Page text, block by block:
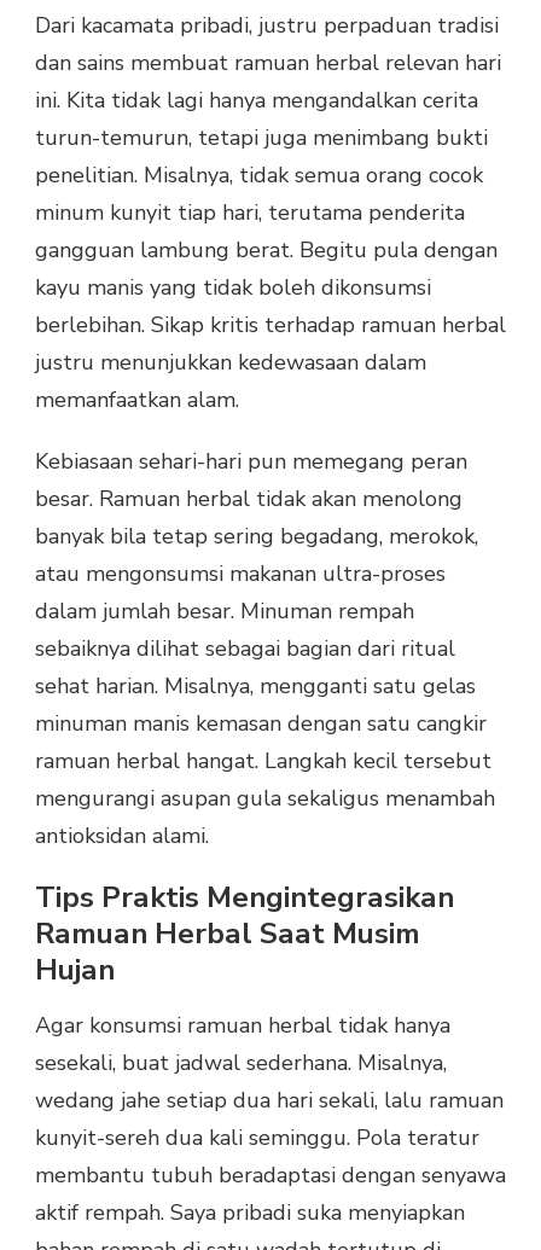
Dari kacamata pribadi, justru perpaduan tradisi
dan sains membuat ramuan herbal relevan hari
ini. Kita tidak lagi hanya mengandalkan cerita
turun-temurun, tetapi juga menimbang bukti
penelitian. Misalnya, tidak semua orang cocok
minum kunyit tiap hari, terutama penderita
gangguan lambung berat. Begitu pula dengan
kayu manis yang tidak boleh dikonsumsi
berlebihan. Sikap kritis terhadap ramuan herbal
justru menunjukkan kedewasaan dalam
memanfaatkan alam.
Kebiasaan sehari-hari pun memegang peran
besar. Ramuan herbal tidak akan menolong
banyak bila tetap sering begadang, merokok,
atau mengonsumsi makanan ultra-proses
dalam jumlah besar. Minuman rempah
sebaiknya dilihat sebagai bagian dari ritual
sehat harian. Misalnya, mengganti satu gelas
minuman manis kemasan dengan satu cangkir
ramuan herbal hangat. Langkah kecil tersebut
mengurangi asupan gula sekaligus menambah
antioksidan alami.
Tips Praktis Mengintegrasikan
Ramuan Herbal Saat Musim
Hujan
Agar konsumsi ramuan herbal tidak hanya
sesekali, buat jadwal sederhana. Misalnya,
wedang jahe setiap dua hari sekali, lalu ramuan
kunyit-sereh dua kali seminggu. Pola teratur
membantu tubuh beradaptasi dengan senyawa
aktif rempah. Saya pribadi suka menyiapkan